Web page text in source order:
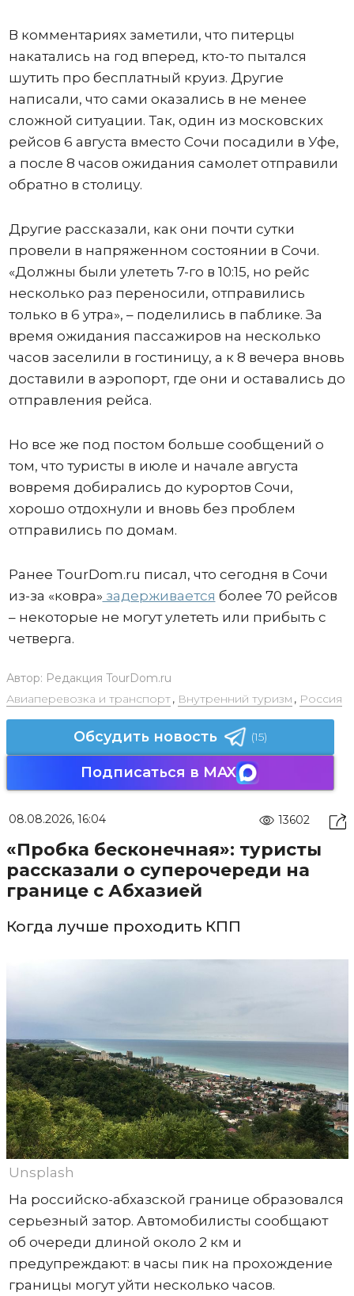
В комментариях заметили, что питерцы
накатались на год вперед, кто-то пытался
шутить про бесплатный круиз. Другие
написали, что сами оказались в не менее
сложной ситуации. Так, один из московских
рейсов 6 августа вместо Сочи посадили в Уфе,
а после 8 часов ожидания самолет отправили
обратно в столицу.
Другие рассказали, как они почти сутки
провели в напряженном состоянии в Сочи.
«Должны были улететь 7-го в 10:15, но рейс
несколько раз переносили, отправились
только в 6 утра», – поделились в паблике. За
время ожидания пассажиров на несколько
часов заселили в гостиницу, а к 8 вечера вновь
доставили в аэропорт, где они и оставались до
отправления рейса.
Но все же под постом больше сообщений о
том, что туристы в июле и начале августа
вовремя добирались до курортов Сочи,
хорошо отдохнули и вновь без проблем
отправились по домам.
Ранее TourDom.ru писал, что сегодня в Сочи
из-за «ковра» задерживается более 70 рейсов
– некоторые не могут улететь или прибыть с
четверга.
Автор: Редакция TourDom.ru
Авиаперевозка и транспорт, Внутренний туризм , Россия
Обсудить новость (15)
Подписаться в MAX
08.08.2026, 16:04 13602
«Пробка бесконечная»: туристы
рассказали о суперочереди на
границе с Абхазией
Когда лучше проходить КПП
Unsplash
На российско-абхазской границе образовался
серьезный затор. Автомобилисты сообщают
об очереди длиной около 2 км и
предупреждают: в часы пик на прохождение
границы могут уйти несколько часов.